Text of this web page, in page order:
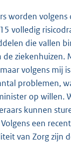
worden
volledig
die vallen
ziekenhuizen.
volgens mij
problemen,
op willen.
kunnen
een
van Zorg zijn